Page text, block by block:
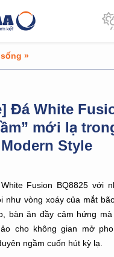
»
Đá White
mới lạ
Style
Fusion BQ8825 với
như vòng xoáy của mắt
bàn ăn đầy cảm hứng
cho không gian mở
ngầm cuốn hút kỳ lạ.